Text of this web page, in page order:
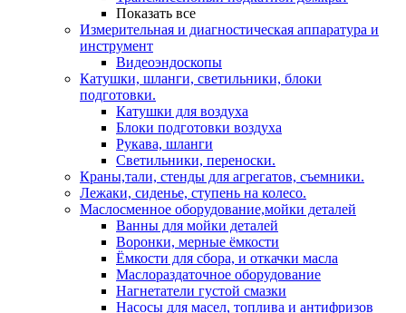
Показать все
Измерительная и диагностическая аппаратура и
инструмент
Видеоэндоскопы
Катушки, шланги, светильники, блоки
подготовки.
Катушки для воздуха
Блоки подготовки воздуха
Рукава, шланги
Светильники, переноски.
Краны,тали, стенды для агрегатов, съемники.
Лежаки, сиденье, ступень на колесо.
Маслосменное оборудование,мойки деталей
Ванны для мойки деталей
Воронки, мерные ёмкости
Ёмкости для сбора, и откачки масла
Маслораздаточное оборудование
Нагнетатели густой смазки
Насосы для масел, топлива и антифризов